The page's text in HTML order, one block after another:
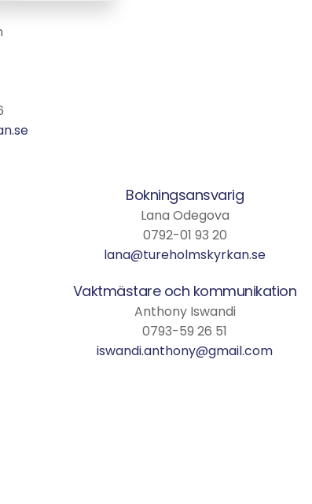
Bokningsansvarig
Lana Odegova
0792-01 93 20
lana@tureholmskyrkan.se
Vaktmästare och kommunikation
Anthony Iswandi
0793-59 26 51
iswandi.anthony@gmail.com